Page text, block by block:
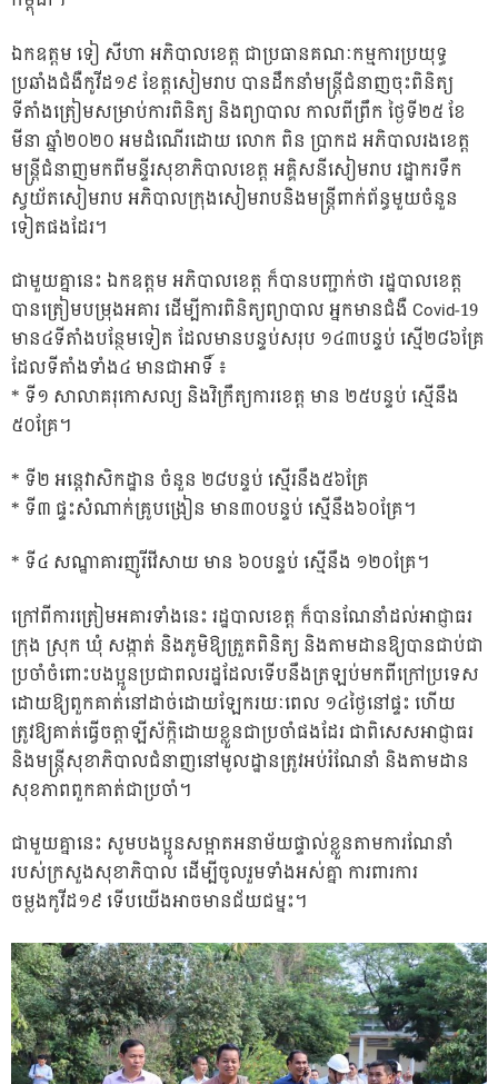
ឯកឧត្តម ទៀ សីហា អភិបាលខេត្ត ជាប្រធានគណៈកម្មការប្រយុទ្ធ
ប្រឆាំងជំងឺកូវីដ១៩ ខែត្តសៀមរាប បានដឹកនាំមន្ត្រីជំនាញចុះពិនិត្យ
ទីតាំងត្រៀមសម្រាប់ការពិនិត្យ និងព្យាបាល កាលពីព្រឹក ថ្ងៃទី២៥ ខែ
មីនា ឆ្នាំ២០២០ អមដំណើរដោយ លោក ពិន ប្រាកដ អភិបាលរងខេត្ត
មន្ត្រីជំនាញមកពីមន្ទីរសុខាភិបាលខេត្ត អគ្គិសនីសៀមរាប រដ្ឋាករទឹក
ស្វយ័តសៀមរាប អភិបាលក្រុងសៀមរាបនិងមន្ត្រីពាក់ព័ន្ធមួយចំនួន
ទៀតផងដែរ។
ជាមួយគ្នានេះ ឯកឧត្តម អភិបាលខេត្ត ក៏បានបញ្ជាក់ថា រដ្ឋបាលខេត្ត
បានត្រៀមបម្រុងអគារ ដើម្បីការពិនិត្យព្យាបាល អ្នកមានជំងឺ Covid-19
មាន៤ទីតាំងបន្ថែមទៀត ដែលមានបន្ទប់សរុប ១៤៣បន្ទប់ ស្មើ២៨៦គ្រែ
ដែលទីតាំងទាំង៤ មានជាអាទិ៍ ៖
* ទី១ សាលាគរុកោសល្យ និងវិក្រឹត្យការខេត្ត មាន ២៥បន្ទប់ ស្មើនឹង
៥០គ្រែ។
* ទី២ អន្តេវាសិកដ្ឋាន ចំនួន ២៨បន្ទប់ ស្មើរនឹង៥៦គ្រែ
* ទី៣ ផ្ទះសំណាក់គ្រូបង្រៀន មាន៣០បន្ទប់ ស្មើនឹង៦០គ្រែ។
* ទី៤ សណ្ឋាគារញូរីវើសាយ មាន ៦០បន្ទប់ ស្មើនឹង ១២០គ្រែ។
ក្រៅពីការត្រៀមអគារទាំងនេះ រដ្ឋបាលខេត្ត ក៏បានណែនាំដល់អាជ្ញាធរ
ក្រុង ស្រុក ឃុំ សង្កាត់ និងភូមិឱ្យត្រួតពិនិត្យ និងតាមដានឱ្យបានជាប់ជា
ប្រចាំចំពោះបងប្អូនប្រជាពលរដ្ឋដែលទើបនឹងត្រឡប់មកពីក្រៅប្រទេស
ដោយឱ្យពួកគាត់នៅដាច់ដោយឡែករយៈពេល ១៤ថ្ងៃនៅផ្ទះ ហើយ
ត្រូវឱ្យគាត់ធ្វើចត្តាឡីស័ក្កិដោយខ្លួនជាប្រចាំផងដែរ ជាពិសេសអាជ្ញាធរ
និងមន្ត្រីសុខាភិបាលជំនាញនៅមូលដ្ឋានត្រូវអប់រំណែនាំ និងតាមដាន
សុខភាពពួកគាត់ជាប្រចាំ។
ជាមួយគ្នានេះ សូមបងប្អូនសម្អាតអនាម័យផ្ទាល់ខ្លួនតាមការណែនាំ
របស់ក្រសួងសុខាភិបាល ដើម្បីចូលរួមទាំងអស់គ្នា ការពារការ
ចម្លងកូវីដ១៩ ទេីបយេីងអាចមានជ័យជម្នះ។